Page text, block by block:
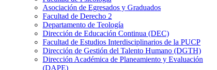
Asociación de Egresados y Graduados
Facultad de Derecho 2
Departamento de Teología
Dirección de Educación Continua (DEC)
Facultad de Estudios Interdisciplinarios de la PUCP
Dirección de Gestión del Talento Humano (DGTH)
Dirección Académica de Planeamiento y Evaluación
(DAPE)